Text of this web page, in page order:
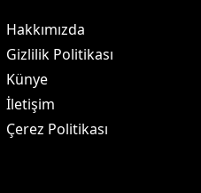
Hakkımızda
Gizlilik Politikası
Künye
İletişim
Çerez Politikası